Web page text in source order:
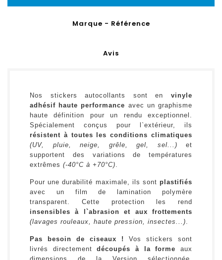
Marque - Référence
Avis
Nos stickers autocollants sont en vinyle
adhésif haute performance avec un graphisme
haute définition pour un rendu exceptionnel.
Spécialement conçus pour l`extérieur, ils
résistent à toutes les conditions climatiques
(UV, pluie, neige, grêle, gel, sel...) et
supportent des variations de températures
extrêmes (-40°C à +70°C).
Pour une durabilité maximale, ils sont plastifiés
avec un film de lamination polymère
transparent. Cette protection les rend
insensibles à l`abrasion et aux frottements
(lavages rouleaux, haute pression, insectes...).
Pas besoin de ciseaux !
Vos stickers sont
livrés directementdécoupés à la forme aux